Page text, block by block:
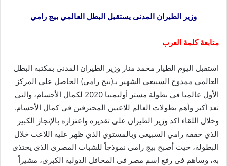
وزير الطيران المدنى يستقبل البطل العالمي بيج رامي
متابعة كلمة العرب
استقبل اليوم الطيار محمد منار وزير الطيران المدنى بمكتبه البطل
العالمي ممدوح السبيعي الشهير بـ(بيج رامي) الحاصل علي المركز
الأول عالميا في بطولة مستر أوليمبيا 2020 لكمال الأجسام، والتي
تعد أكبر وأهم بطولات العالم للاعبين المحترفين في كمال الأجسام.
وخلال اللقاء اكد وزير الطيران على تقديره واعتزازه بالإنجاز الكبير
الذي حققه رامي السبيعى وبالمستوي الذي ظهر عليه اللاعب خلال
البطولة، حيث أصبح بيج رامى نموذجاً للشباب المصرى الذى يحتذى
به، وساهم فى رفع إسم مصر فى المحافل الدولية الكبرى، مشيراً